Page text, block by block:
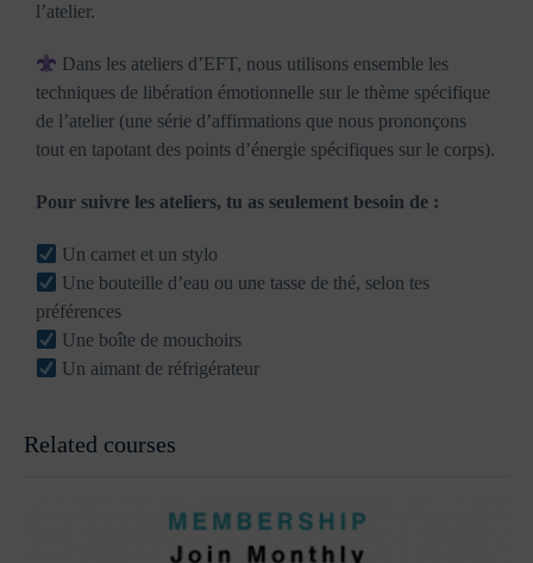
l’atelier.
Dans les ateliers d’EFT, nous utilisons ensemble les
techniques de libération émotionnelle sur le thème spécifique
de l’atelier (une série d’affirmations que nous prononçons
tout en tapotant des points d’énergie spécifiques sur le corps).
Pour suivre les ateliers, tu as seulement besoin de :
Un carnet et un stylo
Une bouteille d’eau ou une tasse de thé, selon tes
préférences
Une boîte de mouchoirs
Un aimant de réfrigérateur
Related courses